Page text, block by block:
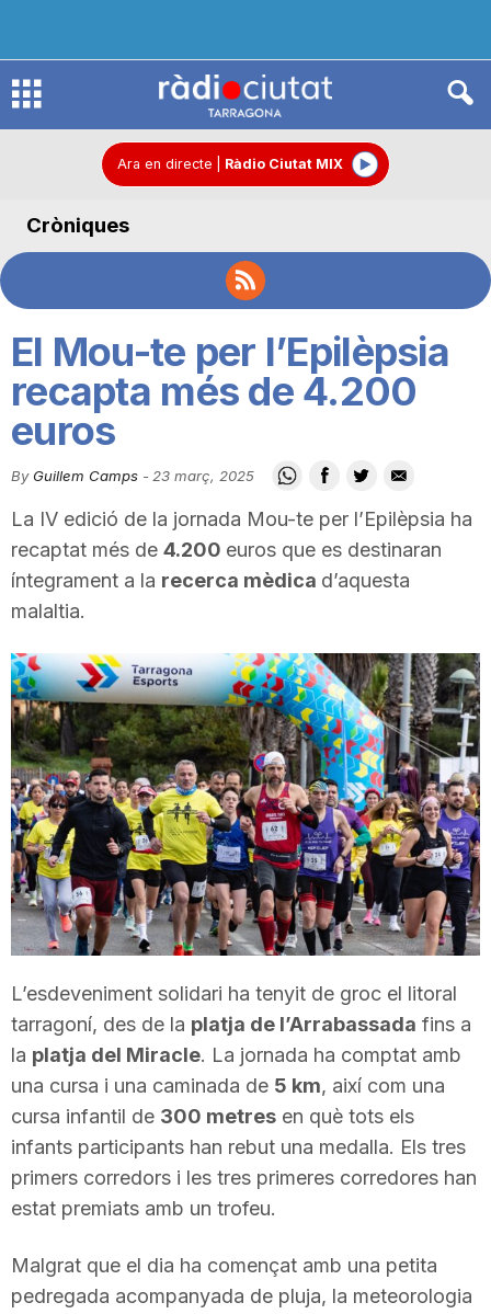
R
d
C
i
u
t
a
t
d
e
T
r
r
a
Ara en directe Ràdio Ciutat MIX
Cròniques
El Mou-te per l’Epilèpsia
recapta més de 4.200
euros
By Guillem Camps - 23 març, 2025
La IV edició de la jornada Mou-te per l’Epilèpsia ha
recaptat més de 4.200 euros que es destinaran
íntegrament a la recerca mèdica d’aquesta
malaltia.
L’esdeveniment solidari ha tenyit de groc el litoral
tarragoní, des de la platja de l’Arrabassada fins a
la platja del Miracle. La jornada ha comptat amb
una cursa i una caminada de 5 km, així com una
cursa infantil de 300 metres en què tots els
infants participants han rebut una medalla. Els tres
primers corredors i les tres primeres corredores han
estat premiats amb un trofeu.
Malgrat que el dia ha començat amb una petita
pedregada acompanyada de pluja, la meteorologia